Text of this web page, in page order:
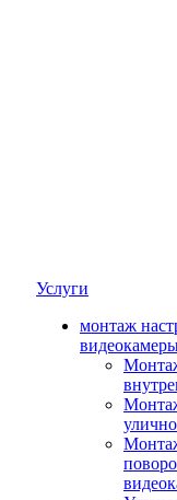
Услуги
монтаж